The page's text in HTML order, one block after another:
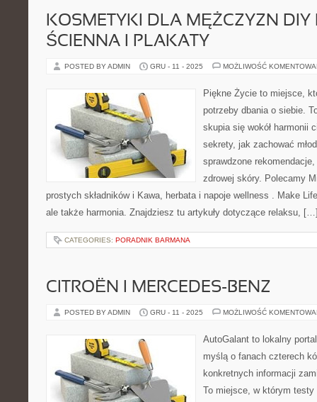
KOSMETYKI DLA MĘŻCZYZN DIY
ŚCIENNA I PLAKATY
POSTED BY ADMIN GRU - 11 - 2025 MOŻLIWOŚĆ
Piękne Życie to miejsce,
potrzeby dbania o siebie.
skupia się wokół harmonii
sekrety, jak zachować
sprawdzone
zdrowej skóry. Polecamy
prostych składników i Kawa, herbata i napoje wellness . Make
ale także harmonia. Znajdziesz tu artykuły dotyczące relaksu,
CATEGORIES: PORADNIK BARMANA
CITROËN I MERCEDES-BENZ
POSTED BY ADMIN GRU - 11 - 2025 MOŻLIWOŚĆ
AutoGalant to lokalny
myślą o fanach czterech
konkretnych informacji
To miejsce, w którym testy